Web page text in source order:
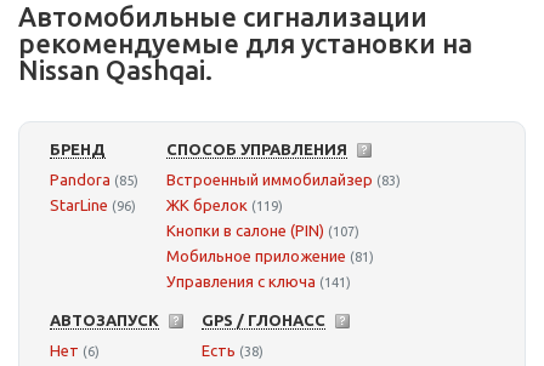
Автомобильные сигнализации
рекомендуемые для установки на
Nissan Qashqai.
БРЕНД
Pandora (85)
StarLine (96)
СПОСОБ УПРАВЛЕНИЯ
Встроенный иммобилайзер (83)
ЖК брелок (119)
Кнопки в салоне (PIN) (107)
Мобильное приложение (81)
Управления с ключа (141)
АВТОЗАПУСК
Нет (6)
GPS / ГЛОНАСС
Есть (38)